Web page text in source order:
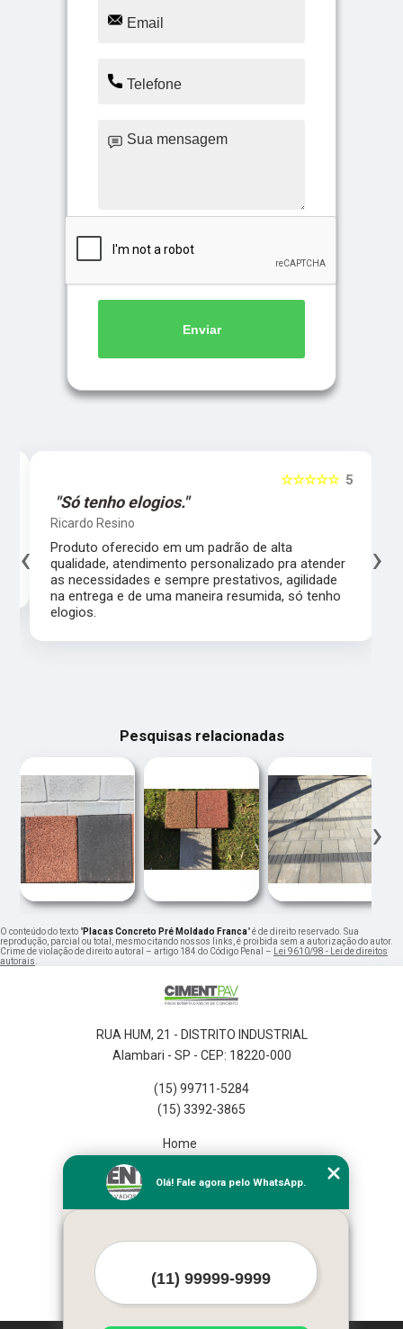
Enviar
5
☆☆☆☆☆
"Só tenho elogios."
Ricardo Resino
Produto oferecido em um padrão de alta
qualidade, atendimento personalizado pra atender
as necessidades e sempre prestativos, agilidade
na entrega e de uma maneira resumida, só tenho
elogios.
‹ ›
Pesquisas relacionadas
‹ ›
O conteúdo do texto "Placas Concreto Pré Moldado Franca" é de direito reservado. Sua
reprodução, parcial ou total, mesmo citando nossos links, é proibida sem a autorização do autor.
Crime de violação de direito autoral – artigo 184 do Código Penal – Lei 9610/98 - Lei de direitos
autorais.
RUA HUM, 21 - DISTRITO INDUSTRIAL
Alambari - SP - CEP: 18220-000
(15) 99711-5284
(15) 3392-3865
Home
Missão
Serviços
Olá! Fale agora pelo WhatsApp.